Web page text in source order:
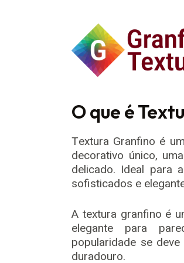
O que é
Textura Granfino é
decorativo único,
delicado. Ideal para
sofisticados e
A textura granfino é
elegante para
popularidade se
duradouro.